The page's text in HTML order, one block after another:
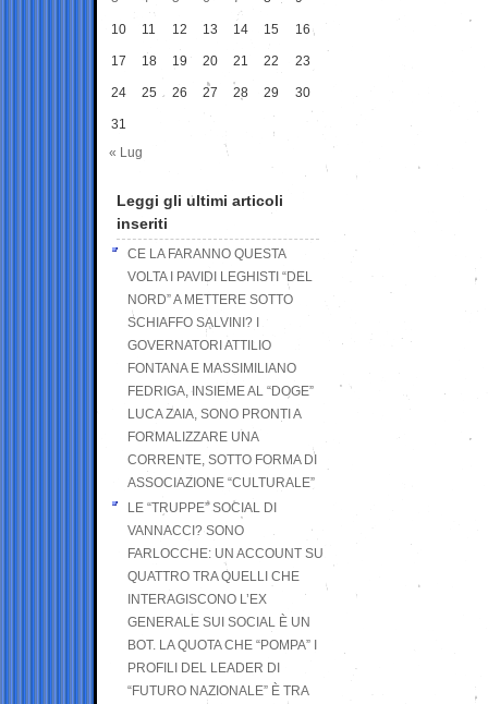
10 11 12 13 14 15 16
17 18 19 20 21 22 23
24 25 26 27 28 29 30
31
« Lug
Leggi gli ultimi articoli
inseriti
CE LA FARANNO QUESTA
VOLTA I PAVIDI LEGHISTI “DEL
NORD” A METTERE SOTTO
SCHIAFFO SALVINI? I
GOVERNATORI ATTILIO
FONTANA E MASSIMILIANO
FEDRIGA, INSIEME AL “DOGE”
LUCA ZAIA, SONO PRONTI A
FORMALIZZARE UNA
CORRENTE, SOTTO FORMA DI
ASSOCIAZIONE “CULTURALE”
LE “TRUPPE” SOCIAL DI
VANNACCI? SONO
FARLOCCHE: UN ACCOUNT SU
QUATTRO TRA QUELLI CHE
INTERAGISCONO L’EX
GENERALE SUI SOCIAL È UN
BOT. LA QUOTA CHE “POMPA” I
PROFILI DEL LEADER DI
“FUTURO NAZIONALE” È TRA